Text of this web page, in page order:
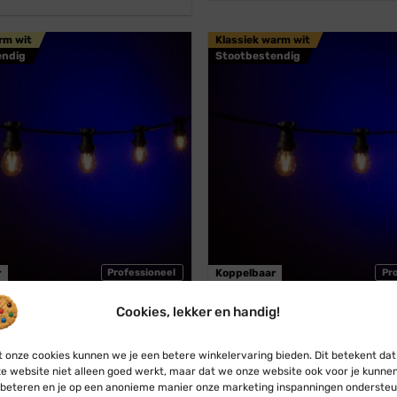
Cookies, lekker en handig!
onze cookies kunnen we je een betere winkelervaring bieden. Dit betekent dat
website niet alleen goed werkt, maar dat we onze website ook voor je
en je op een anonieme manier onze marketing inspanningen
Professioneel
wit
· Lichtsnoer · Koppelbaar ·
Lampen: Filament Enkel ·
wit
32,50 €30,95
Klassiek warm wit
Stootbestendig
Koppelbaar
Blynx Festoon
Prikkabel · Lichtsnoer ·
Lampen: Klassiek warm wit ·
bol
Vanaf:€32,50 €30,95